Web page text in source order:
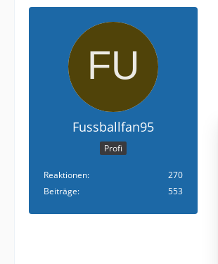
Fussballfan95
Profi
Reaktionen
270
Beiträge
553